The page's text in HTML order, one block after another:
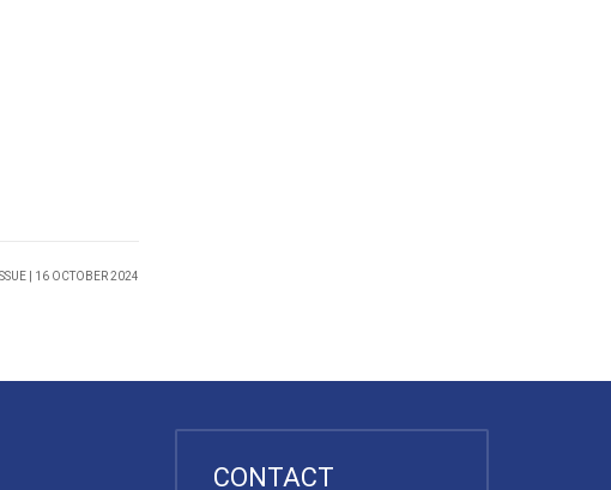
| 16 OCTOBER 2024
CONTACT